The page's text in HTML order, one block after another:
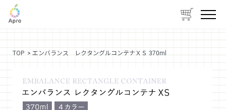
TOP > エンバランス レクタングルコンテナＸＳ 370ml